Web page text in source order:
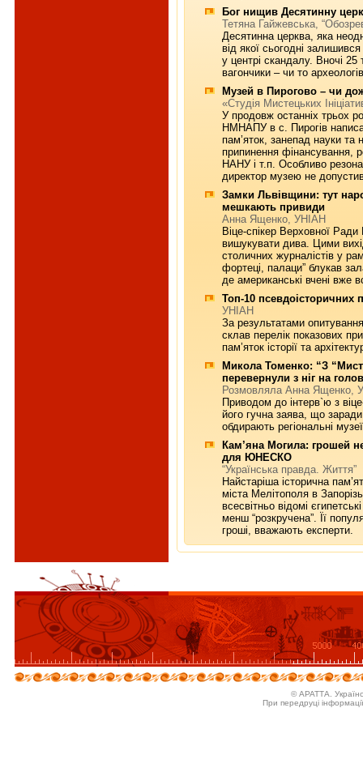
Бог нищив Десятинну
Тетяна Гайжевська,
Десятинна церква, яка
від якої сьогодні
у центрі скандалу. Вночі 25
вагончики – чи то
Музей в Пирогово – чи
«Студія Мистецьких
У продовж останніх трьох
НМНАПУ в с. Пирогів
пам’яток, занепад науки та
припинення фінансування,
НАНУ і т.п. Особливо
директор музею не
Замки Львівщини: тут
мешкають привиди
Анна Ященко, УНІАН
Віце-спікер Верховної
вишукувати дива. Цими
столичних журналістів у
фортеці, палаци” блукав
де американські вчені вже
Топ-10 псевдоісторичних
УНІАН
За результатами
склав перелік показових
пам’яток історії та
Микола Томенко: “З
перевернули з ніг на
Розмовляла Анна Ященко,
Приводом до інтерв`ю з
його гучна заява, що
обдирають регіональні
Кам’яна Могила: грошей
для ЮНЕСКО
“Українська правда. Життя”
Найстаріша історична
міста Мелітополя в
всесвітньо відомі
менш “розкручена”. Її
гроші, вважають експерти.
© АРАТТА.
При передруці